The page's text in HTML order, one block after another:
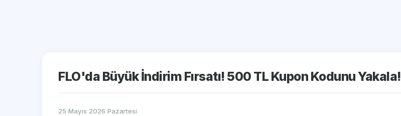
FLO'da Büyük İndirim Fırsatı! 500 TL Kupon Kodunu Yakala!
25 Mayıs 2026 Pazartesi